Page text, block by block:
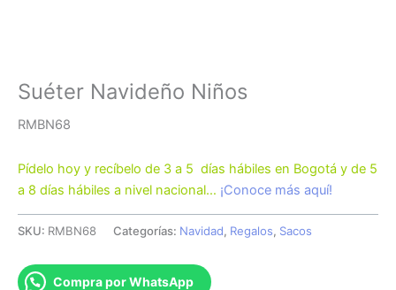
Suéter Navideño Niños
RMBN68
Pídelo hoy y recíbelo de 3 a 5 días hábiles en Bogotá y de 5
a 8 días hábiles a nivel nacional… ¡Conoce más aquí!
SKU: RMBN68 Categorías: Navidad, Regalos, Sacos
Compra por WhatsApp